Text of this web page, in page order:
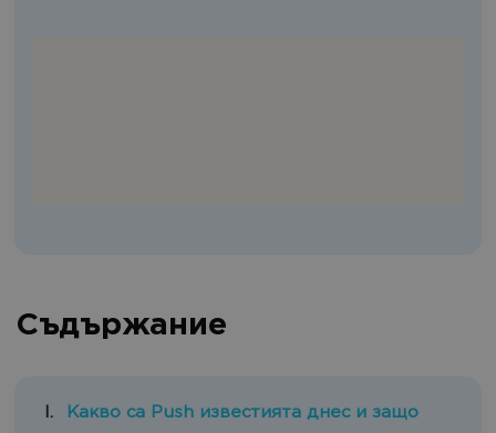
Съдържание
Какво са Push известията днес и защо